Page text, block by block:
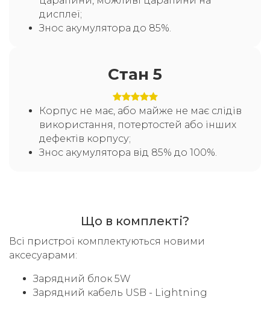
дисплеї;
Знос акумулятора до 85%.
Стан 5
Корпус не має, або майже не має слідів
використання, потертостей або інших
дефектів корпусу;
Знос акумулятора від 85% до 100%.
Що в комплекті?
Всі пристрої комплектуються новими
аксесуарами:
Зарядний блок 5W
Зарядний кабель USB - Lightning